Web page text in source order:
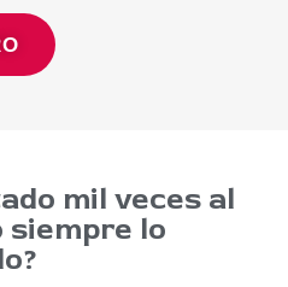
mil veces al
siempre lo